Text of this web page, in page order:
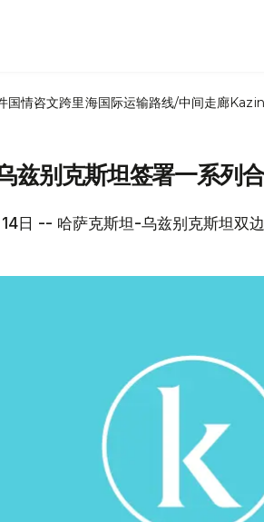
国情咨文跨里海国际运输路线/中间走廊
兹别克斯坦签署一系列
日 -- 哈萨克斯坦-乌兹别克斯坦双